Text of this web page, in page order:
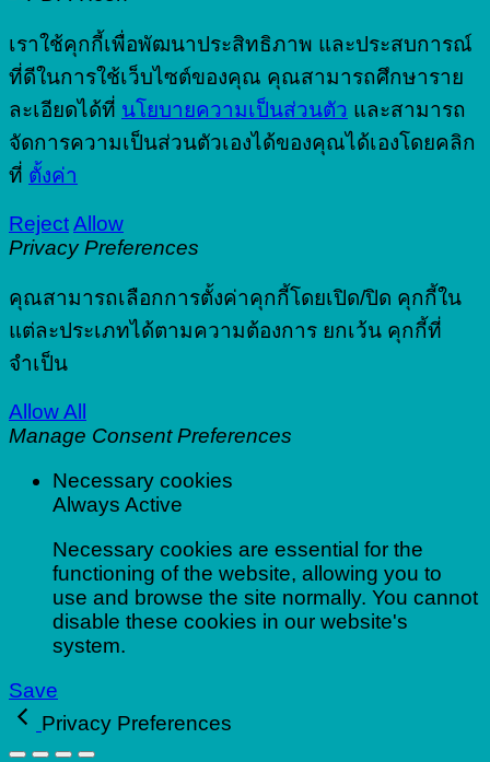
เราใช้คุกกี้เพื่อพัฒนาประสิทธิภาพ และประสบการณ์
ที่ดีในการใช้เว็บไซต์ของคุณ คุณสามารถศึกษาราย
ละเอียดได้ที่ นโยบายความเป็นส่วนตัว และสามารถ
จัดการความเป็นส่วนตัวเองได้ของคุณได้เองโดยคลิก
ที่ ตั้งค่า
RejectAllow
Privacy Preferences
คุณสามารถเลือกการตั้งค่าคุกกี้โดยเปิด/ปิด คุกกี้ใน
แต่ละประเภทได้ตามความต้องการ ยกเว้น คุกกี้ที่
จำเป็น
Allow All
Manage Consent Preferences
Necessary cookies
Always Active
Necessary cookies are essential for the
functioning of the website, allowing you to
use and browse the site normally. You cannot
disable these cookies in our website's
system.
Save
Privacy Preferences